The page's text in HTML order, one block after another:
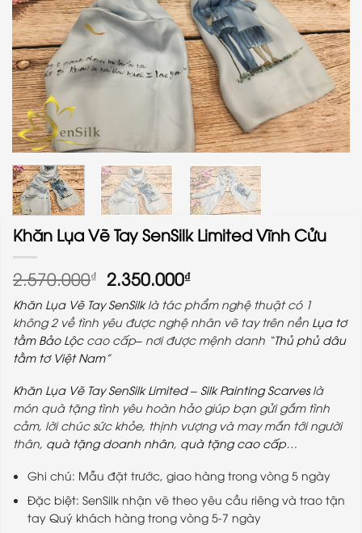
Khăn Lụa Vẽ Tay SenSilk Limited Vĩnh Cửu
2.570.000₫ Giá
gốc
là:
2.570.000₫.
2.350.000₫Giá
hiện
tại
là:
2.350.000₫.
Khăn Lụa Vẽ Tay SenSilklà tác phẩm nghệ thuật có 1
không 2 về tình yêu được nghệ nhân vẽ tay trên nền Lụa tơ
tằm Bảo Lộccao cấp– nơi được mệnh danh “Thủ phủ dâu
tằm tơ Việt Nam”
Khăn Lụa Vẽ Tay SenSilk Limited– Silk Painting Scarveslà
món quà tặng tình yêu hoàn hảo giúp bạn gửi gắm tình
cảm, lời chúc sức khỏe, thịnh vượng và may mắn tới người
thân, quà tặng doanh nhân, quà tặng cao cấp…
Ghi chú: Mẫu đặt trước, giao hàng trong vòng 5 ngày
Đặc biệt: SenSilk nhận vẽ theo yêu cầu riêng và trao tận
tay Quý khách hàng trong vòng 5-7 ngày